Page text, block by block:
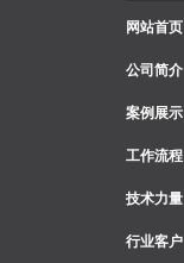
网站首页
公司简介
案例展示
工作流程
技术力量
行业客户